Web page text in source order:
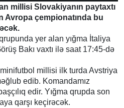
millisi Slovakiyanın paytaxtı
Avropa çempionatında bu
yer alan yığma İtaliya
Bakı vaxtı ilə saat 17:45-də
millisi ilk turda Avstriya
edib. Komandamız
edir. Yığma qrupda son
qarşı keçirəcək.